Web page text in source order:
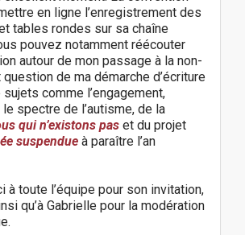
en ligne l’enregistrement des
tables rondes sur sa chaîne
pouvez notamment réécouter
autour de mon passage à la non-
de ma démarche d’écriture
comme l’engagement,
le spectre de l’autisme, de la
qui n’existons pas et du projet
suspendue à paraître l’an
à toute l’équipe pour son invitation,
qu’à Gabrielle pour la modération